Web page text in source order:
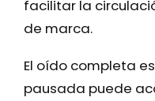
facilitar la
de marca.
El oído completa
pausada puede